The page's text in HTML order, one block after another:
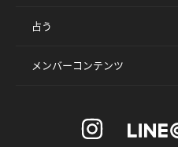
占う
メンバーコンテンツ